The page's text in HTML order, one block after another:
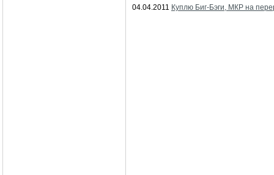
04.04.2011 Куплю Биг-Бэги, МКР на